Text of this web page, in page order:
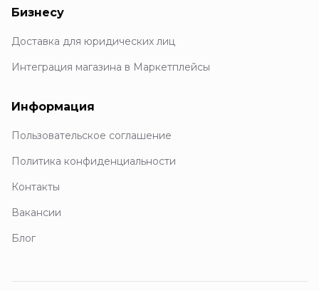
Бизнесу
Доставка для юридических лиц
Интеграция магазина в Маркетплейсы
Информация
Пользовательское соглашение
Политика конфиденциальности
Контакты
Вакансии
Блог